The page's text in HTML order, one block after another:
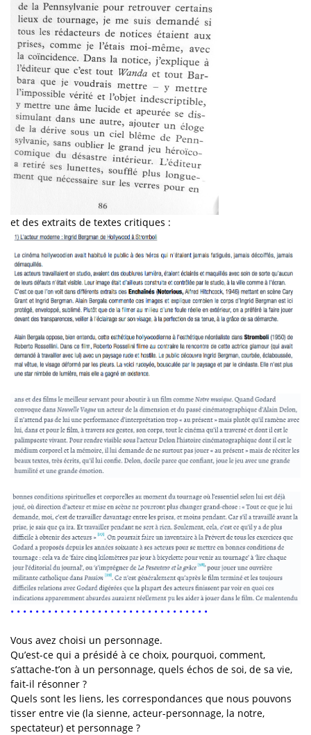
et des extraits de textes critiques :
• • • • • • • • • • • • • • • • • • • • • • • • • • • • • • • •
Vous avez choisi un personnage.
Qu’est-ce qui a présidé à ce choix, pourquoi, comment,
s’attache-t’on à un personnage, quels échos de soi, de sa vie,
fait-il résonner ?
Quels sont les liens, les correspondances que nous pouvons
tisser entre vie (la sienne, acteur-personnage, la notre,
spectateur) et personnage ?